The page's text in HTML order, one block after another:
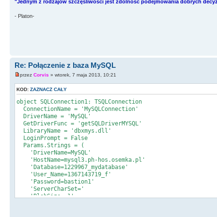
"Jednym z rodzajów szczęśliwości jest zdolność podejmowania dobrych
- Platon-
Re: Połączenie z baza MySQL
przez Corvis » wtorek, 7 maja 2013, 10:21
KOD: ZAZNACZ CAŁY
object SQLConnection1: TSQLConnection
ConnectionName = 'MySQLConnection'
DriverName = 'MySQL'
GetDriverFunc = 'getSQLDriverMYSQL'
LibraryName = 'dbxmys.dll'
LoginPrompt = False
Params.Strings = (
'DriverName=MySQL'
'HostName=mysql3.ph-hos.osemka.pl'
'Database=1229967_mydatabase'
'User_Name=1367143719_f'
'Password=bastion1'
'ServerCharSet='
'BlobSize=-1'